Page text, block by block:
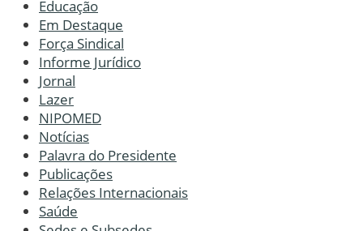
Educação
Em Destaque
Força Sindical
Informe Jurídico
Jornal
Lazer
NIPOMED
Notícias
Palavra do Presidente
Publicações
Relações Internacionais
Saúde